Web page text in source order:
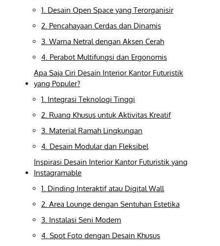
1. Desain Open Space yang Terorganisir
2. Pencahayaan Cerdas dan Dinamis
3. Warna Netral dengan Aksen Cerah
4. Perabot Multifungsi dan Ergonomis
Apa Saja Ciri Desain Interior Kantor Futuristik
yang Populer?
1. Integrasi Teknologi Tinggi
2. Ruang Khusus untuk Aktivitas Kreatif
3. Material Ramah Lingkungan
4. Desain Modular dan Fleksibel
Inspirasi Desain Interior Kantor Futuristik yang
Instagramable
1. Dinding Interaktif atau Digital Wall
2. Area Lounge dengan Sentuhan Estetika
3. Instalasi Seni Modern
4. Spot Foto dengan Desain Khusus